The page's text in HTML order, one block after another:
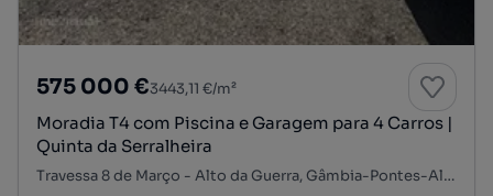
575 000 €3443,11 €/m²
Moradia T4 com Piscina e Garagem para 4 Carros |
Quinta da Serralheira
Travessa 8 de Março - Alto da Guerra, Gâmbia-Pontes-Alto da Guerra, Setúbal, Setúbal